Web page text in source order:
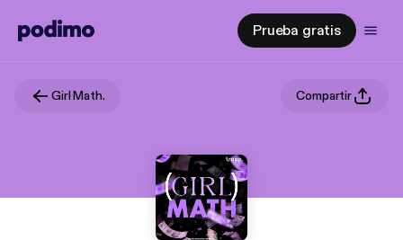
Prueba gratis
Girl Math. Compartir